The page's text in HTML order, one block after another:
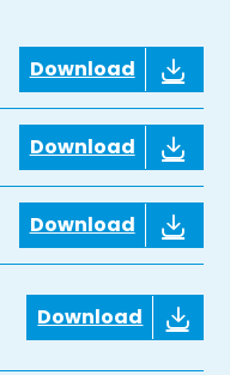
Download
Download
Download
Download